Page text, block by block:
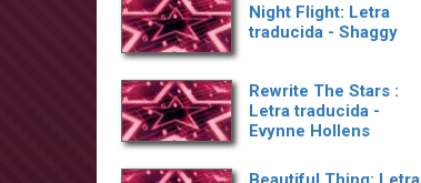
Night Flight: Letra
traducida - Shaggy
Rewrite The Stars :
Letra traducida -
Evynne Hollens